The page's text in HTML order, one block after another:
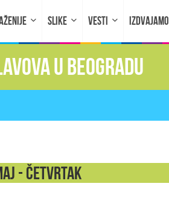
SLIKE VESTI IZDVAJAMO
u Beogradu
- ČETVRTAK